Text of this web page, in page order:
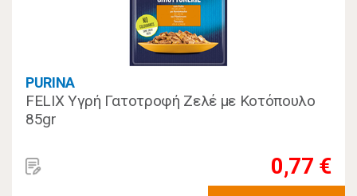
PURINA
FELIX Υγρή Γατοτροφή Ζελέ με Κοτόπουλο
85gr
0,77 €